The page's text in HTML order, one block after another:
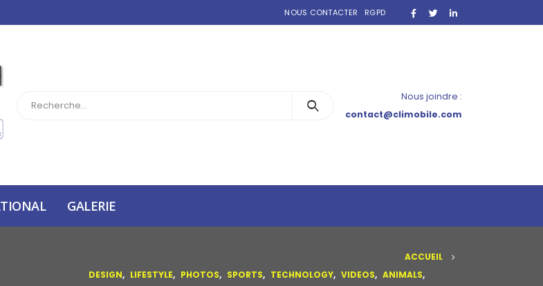
NOUS CONTACTER RGPD
Nous joindre :
contact@climobile.com
GALERIE
ACCUEIL
DESIGN, LIFESTYLE, PHOTOS, SPORTS, TECHNOLOGY, VIDEOS, ANIMALS,